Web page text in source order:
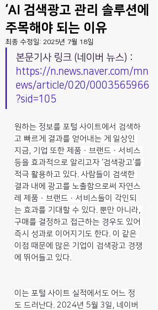
‘AI 검색광고 관리 솔루션에
주목해야 되는 이유
최종 수정일: 2025년 7월 18일
본문기사 링크 (네이버 뉴스) :
https://n.news.naver.com/mn
ews/article/020/0003565966
?sid=105
원하는 정보를 포털 사이트에서 검색하
고 빠르게 결과를 얻어내는 게 일상인
지금, 기업 또한 제품ㆍ브랜드ㆍ서비스
등을 효과적으로 알리고자 ‘검색광고’를
적극 활용하고 있다. 사람들이 검색한
결과 내에 광고를 노출함으로써 자연스
레 제품ㆍ브랜드ㆍ서비스들이 각인되
는 효과를 기대할 수 있다. 뿐만 아니라,
구매를 결정하고 접근하는 경우도 있어
즉시 성과로 이어지기도 한다. 이 같은
이점 때문에 많은 기업이 검색광고 경쟁
에 뛰어들고 있다.
이는 포털 사이트 실적에서도 어느 정
도 드러난다. 2024년 5월 3일, 네이버